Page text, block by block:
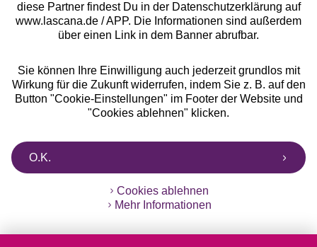
diese Partner findest Du in der Datenschutzerklärung auf
www.lascana.de / APP. Die Informationen sind außerdem
über einen Link in dem Banner abrufbar.
Sie können Ihre Einwilligung auch jederzeit grundlos mit
Wirkung für die Zukunft widerrufen, indem Sie z. B. auf den
Button "Cookie-Einstellungen" im Footer der Website und
"Cookies ablehnen" klicken.
O.K.
Cookies ablehnen
Mehr Informationen